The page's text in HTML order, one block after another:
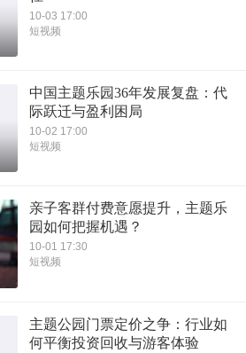
10-03 17:00
短视频
中国主题乐园36年发展复盘：代
际跃迁与盈利困局
10-02 17:00
短视频
亲子客群付费意愿提升，主题乐
园如何把握机遇？
10-01 17:30
短视频
主题公园门票定价之争：行业如
何平衡投资回收与游客体验